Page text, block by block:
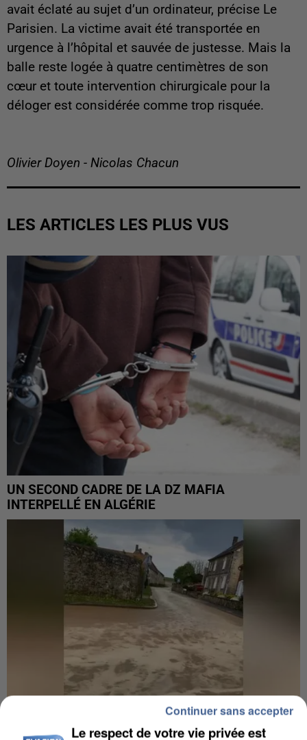
avait éclaté au sujet d’un ordinateur, précise Le
Parisien. La victime avait été transportée en
urgence à l’hôpital et sauvée de justesse. Mais la
balle reste logée à quatre centimètres de son
cœur et toute intervention chirurgicale pour la
déloger est considérée comme trop risquée.
Olivier Doyen - Nicolas Chacun
LES ARTICLES LES PLUS VUS
UN SECOND CADRE DE LA DZ MAFIA
INTERPELLÉ EN ALGÉRIE
Le respect de votre vie privée est
Continuer sans accepter